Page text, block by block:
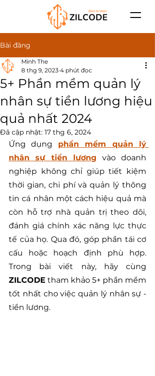
Bài đăng
5+ Phần mềm quản lý
nhân sự tiền lương hiệu
quả nhất 2024
Minh The
8 thg 9, 2023 4 phút đọc
Đã cập nhật: 17 thg 6, 2024
Ứng dụng phần mềm quản lý
nhân sự tiền lương vào doanh
nghiệp không chỉ giúp tiết kiệm
thời gian, chi phí và quản lý thông
tin cá nhân một cách hiệu quả mà
còn hỗ trợ nhà quản trị theo dõi,
đánh giá chính xác năng lực thực
tế của họ. Qua đó, góp phần tái cơ
cấu hoặc hoạch định phù hợp.
ZILCODE tham khảo 5+ phần mềm
tốt nhất cho việc quản lý nhân sự -
tiền lương.